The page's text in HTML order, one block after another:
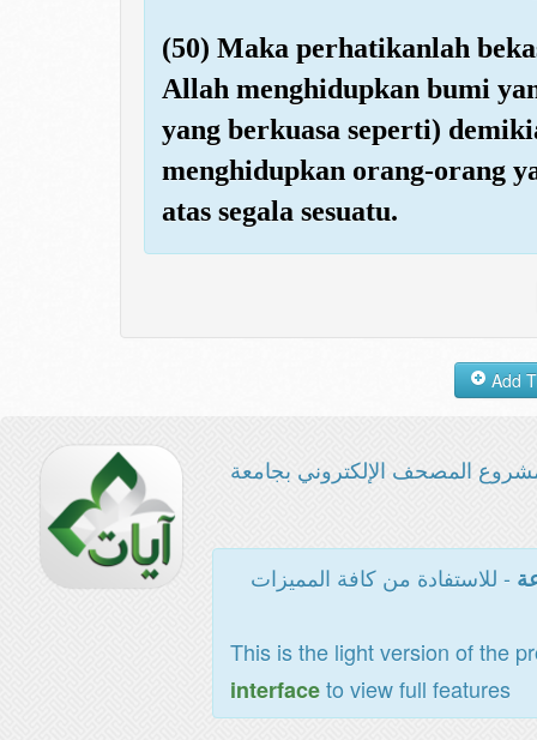
(50) Maka perhatikanlah
Allah menghidupkan bumi
yang berkuasa seperti)
menghidupkan orang-orang
atas segala sesuatu.
المصحف الإلكتروني بجامعة
- للاستفادة من كافة المميزات
This is the light version of the
interfaceto view full features